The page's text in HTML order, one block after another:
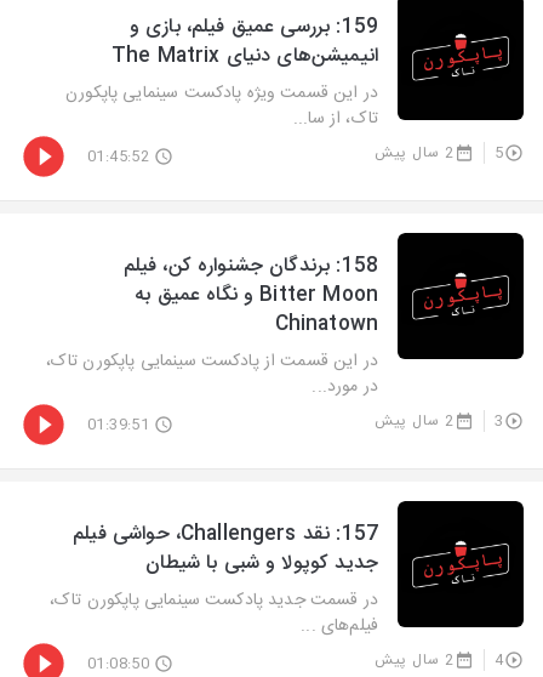
‫159: بررسی عمیق فیلم، بازی و
انیمیشن‌های دنیای The Matrix
در این قسمت ویژه پادکست سینمایی پاپکورن
تاک، از سا...
5 2 سال پیش 01:45:52
‫158: برندگان جشنواره کن، فیلم
Bitter Moon و نگاه عمیق به
Chinatown
در این قسمت از پادکست سینمایی پاپکورن تاک،
در مورد...
3 2 سال پیش 01:39:51
‫157: نقد Challengers، حواشی فیلم
جدید کوپولا و شبی با شیطان
در قسمت جدید پادکست سینمایی پاپکورن تاک،
فیلم‌های ...
4 2 سال پیش 01:08:50